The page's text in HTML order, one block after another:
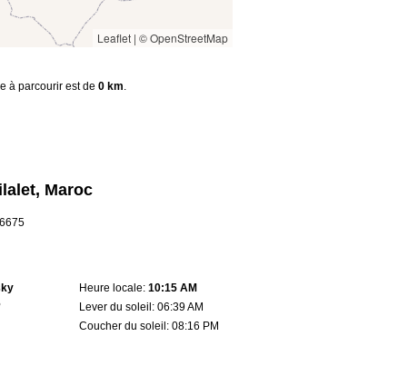
Leaflet | © OpenStreetMap
à parcourir est de 0 km.
Maroc
Heure locale: 10:15 AM
Lever du soleil: 06:39 AM
Coucher du soleil: 08:16 PM